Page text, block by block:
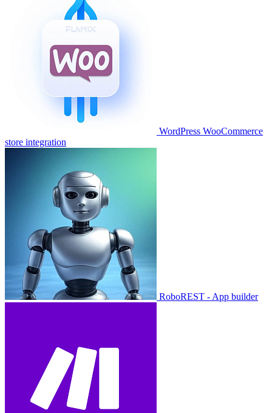
WordPress WooCommerce
store integration
RoboREST - App builder